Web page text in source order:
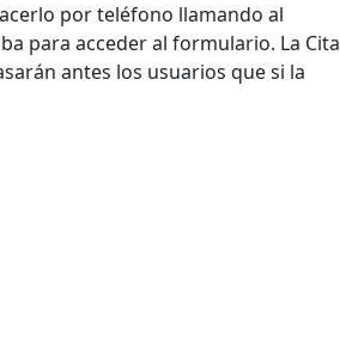
por teléfono llamando al
para acceder al formulario. La Cita
antes los usuarios que si la